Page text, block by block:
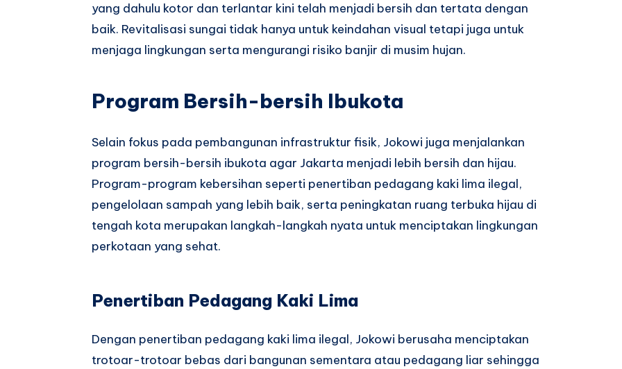
yang dahulu kotor dan terlantar kini telah menjadi bersih dan tertata dengan
baik. Revitalisasi sungai tidak hanya untuk keindahan visual tetapi juga untuk
menjaga lingkungan serta mengurangi risiko banjir di musim hujan.
Program Bersih-bersih Ibukota
Selain fokus pada pembangunan infrastruktur fisik, Jokowi juga menjalankan
program bersih-bersih ibukota agar Jakarta menjadi lebih bersih dan hijau.
Program-program kebersihan seperti penertiban pedagang kaki lima ilegal,
pengelolaan sampah yang lebih baik, serta peningkatan ruang terbuka hijau di
tengah kota merupakan langkah-langkah nyata untuk menciptakan lingkungan
perkotaan yang sehat.
Penertiban Pedagang Kaki Lima
Dengan penertiban pedagang kaki lima ilegal, Jokowi berusaha menciptakan
trotoar-trotoar bebas dari bangunan sementara atau pedagang liar sehingga